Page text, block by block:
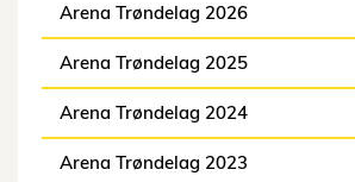
Arena Trøndelag 2026
Arena Trøndelag 2025
Arena Trøndelag 2024
Arena Trøndelag 2023